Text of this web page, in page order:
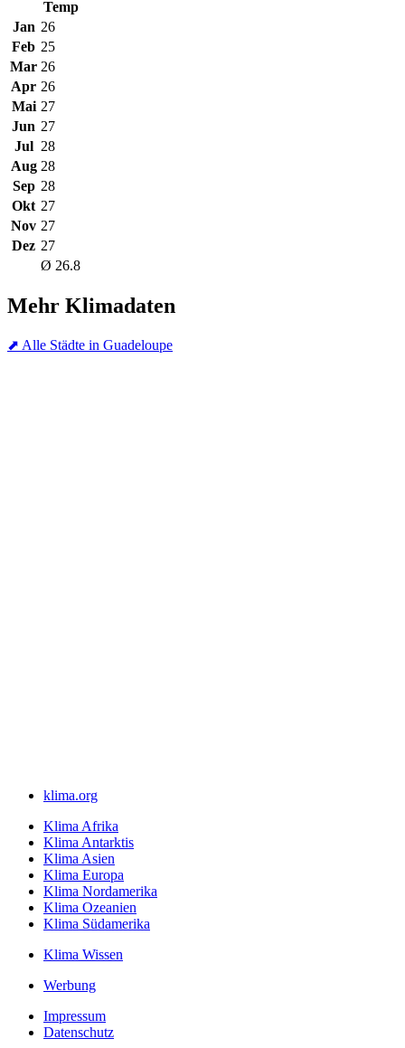
Temp
Jan 26
Feb 25
Mar 26
Apr 26
Mai 27
Jun 27
Jul 28
Aug 28
Sep 28
Okt 27
Nov 27
Dez 27
Ø 26.8
Mehr Klimadaten
⬈ Alle Städte in Guadeloupe
klima.org
Klima Afrika
Klima Antarktis
Klima Asien
Klima Europa
Klima Nordamerika
Klima Ozeanien
Klima Südamerika
Klima Wissen
Werbung
Impressum
Datenschutz